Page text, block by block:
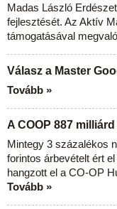
Madas László
fejlesztését. Az Aktív
támogatásával
Válasz a Master
Tovább »
A COOP 887
Mintegy 3 százalékos
forintos árbevételt ért
hangzott el a CO-OP
Tovább »